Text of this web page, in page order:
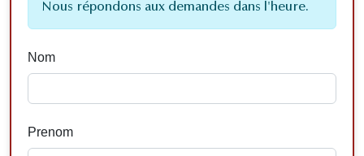
Nous répondons aux demandes dans l'heure.
Nom
Prenom